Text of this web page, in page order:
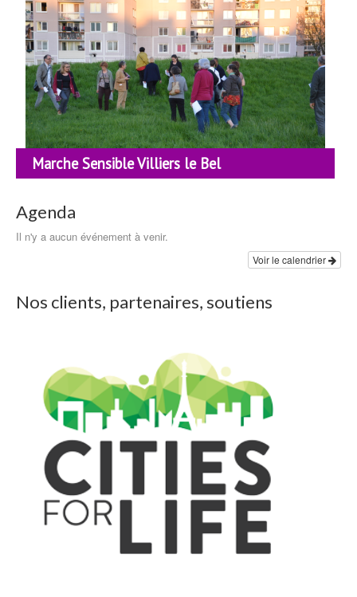
Marche Sensible Villiers le Bel
Agenda
Il n'y a aucun événement à venir.
Voir le calendrier
Nos clients, partenaires, soutiens